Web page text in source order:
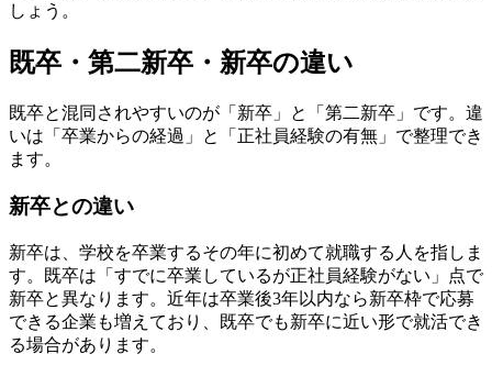
しょう。
既卒・第二新卒・新卒の違い
既卒と混同されやすいのが「新卒」と「第二新卒」です。違
いは「卒業からの経過」と「正社員経験の有無」で整理でき
ます。
新卒との違い
新卒は、学校を卒業するその年に初めて就職する人を指しま
す。既卒は「すでに卒業しているが正社員経験がない」点で
新卒と異なります。近年は卒業後3年以内なら新卒枠で応募
できる企業も増えており、既卒でも新卒に近い形で就活でき
る場合があります。